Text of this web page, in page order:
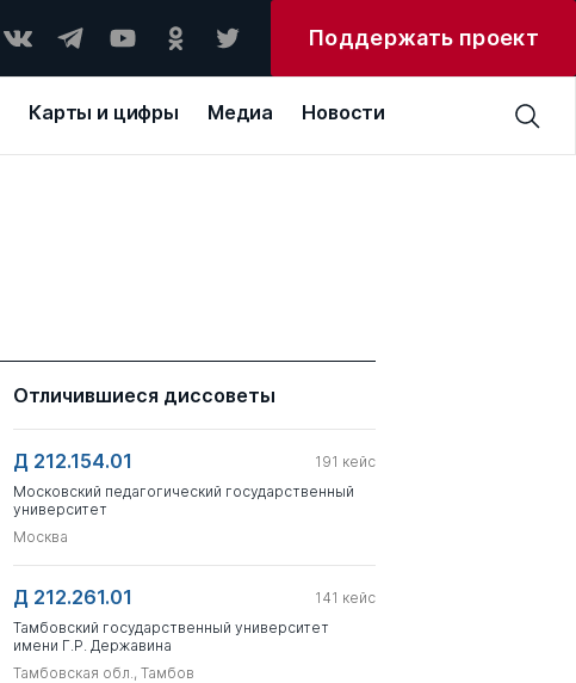
Поддержать проект
Карты и цифры Медиа Новости
Отличившиеся диссоветы
Д 212.154.01 191 кейс
Московский педагогический государственный
университет
Москва
Д 212.261.01 141 кейс
Тамбовский государственный университет
имени Г.Р. Державина
Тамбовская обл., Тамбов